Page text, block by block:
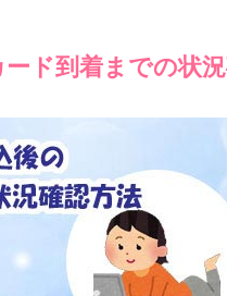
ド到着までの状